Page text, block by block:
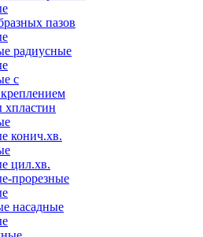
пазов
радиусные
с
хпластин
конич.хв.
цил.хв.
прорезные
насадные